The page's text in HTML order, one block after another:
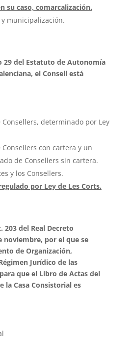
su caso, comarcalización.
municipalización.
29 del Estatuto de Autonomía
el Consell está
Consellers, determinado por Ley
con cartera y un
de Consellers sin cartera.
y los Consellers.
por Ley de Les Corts.
del Real Decreto
noviembre, por el que se
de Organización,
Jurídico de las
que el Libro de Actas del
la Casa Consistorial es